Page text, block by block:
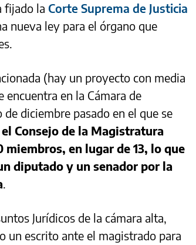
fijado la Corte Suprema de Justicia
nueva ley para el órgano que
(hay un proyecto con media
encuentra en la Cámara de
diciembre pasado en el que se
el Consejo de la Magistratura
en lugar de 13, lo que
diputado y un senador por la
.
Jurídicos de la cámara alta,
un escrito ante el magistrado para